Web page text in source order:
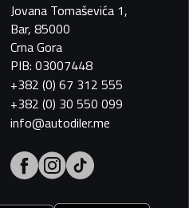
Jovana Tomaševića 1,
Bar, 85000
Crna Gora
PIB: 03007448
+382 (0) 67 312 555
+382 (0) 30 550 099
info@autodiler.me